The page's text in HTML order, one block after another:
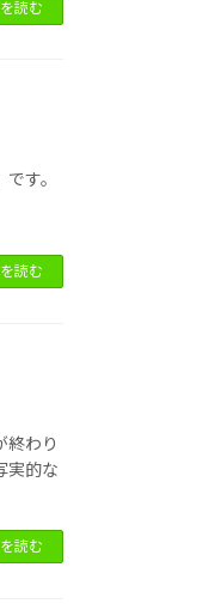
読む
す。
読む
終わり
実的な
読む